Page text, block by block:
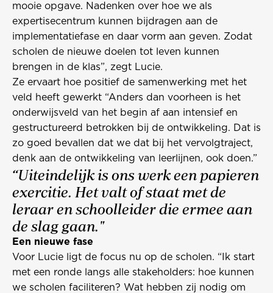
mooie opgave. Nadenken over hoe we als
expertisecentrum kunnen bijdragen aan de
implementatiefase en daar vorm aan geven. Zodat
scholen de nieuwe doelen tot leven kunnen
brengen in de klas”, zegt Lucie.
Ze ervaart hoe positief de samenwerking met het
veld heeft gewerkt “Anders dan voorheen is het
onderwijsveld van het begin af aan intensief en
gestructureerd betrokken bij de ontwikkeling. Dat is
zo goed bevallen dat we dat bij het vervolgtraject,
denk aan de ontwikkeling van leerlijnen, ook doen.”
“Uiteindelijk is ons werk een papieren
exercitie. Het valt of staat met de
leraar en schoolleider die ermee aan
de slag gaan."
Een nieuwe fase
Voor Lucie ligt de focus nu op de scholen. “Ik start
met een ronde langs alle stakeholders: hoe kunnen
we scholen faciliteren? Wat hebben zij nodig om